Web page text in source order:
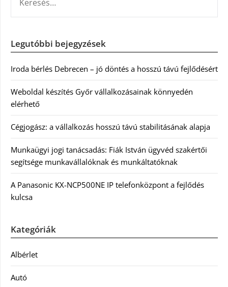
Legutóbbi bejegyzések
Iroda bérlés Debrecen – jó döntés a hosszú távú fejlődésért
Weboldal készítés Győr vállalkozásainak könnyedén
elérhető
Cégjogász: a vállalkozás hosszú távú stabilitásának alapja
Munkaügyi jogi tanácsadás: Fiák István ügyvéd szakértői
segítsége munkavállalóknak és munkáltatóknak
A Panasonic KX-NCP500NE IP telefonközpont a fejlődés
kulcsa
Kategóriák
Albérlet
Autó